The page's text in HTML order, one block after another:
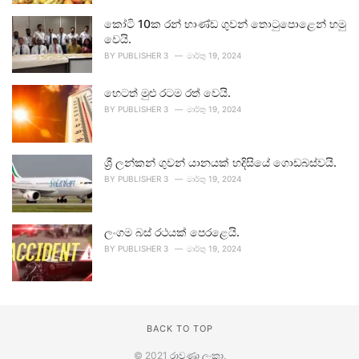
කෝටි 10ක රන් භාණ්ඩ ගුවන් තොටුපොළෙන් හමු
වෙයි.
BY PUBLISHER 3 මාර්තු 19, 2024
හෙටත් මුළු රටම රත් වෙයි.
BY PUBLISHER 3 මාර්තු 19, 2024
ශ්‍රී ලන්කන් ගුවන් යානයක් හදිසියේ ගොඩබස්වයි.
BY PUBLISHER 3 මාර්තු 19, 2024
ලංගම බස් රථයක් පෙරළෙයි.
BY PUBLISHER 3 මාර්තු 19, 2024
BACK TO TOP
© 2021 රාවණා ලංකා.